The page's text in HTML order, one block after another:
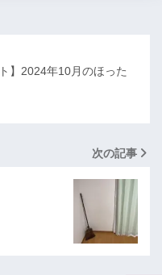
】2024年10月のほった
次の記事